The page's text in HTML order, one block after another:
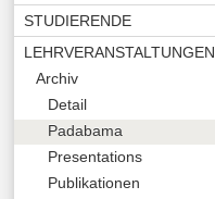
STUDIERENDE
LEHRVERANSTALTUNGEN
Archiv
Detail
Padabama
Presentations
Publikationen